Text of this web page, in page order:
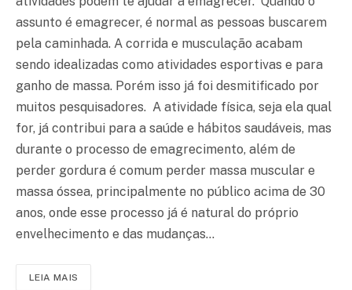
assunto é emagrecer, é normal as pessoas buscarem
pela caminhada. A corrida e musculação acabam
sendo idealizadas como atividades esportivas e para
ganho de massa. Porém isso já foi desmitificado por
muitos pesquisadores. A atividade física, seja ela qual
for, já contribui para a saúde e hábitos saudáveis, mas
durante o processo de emagrecimento, além de
perder gordura é comum perder massa muscular e
massa óssea, principalmente no público acima de 30
anos, onde esse processo já é natural do próprio
envelhecimento e das mudanças…
LEIA MAIS